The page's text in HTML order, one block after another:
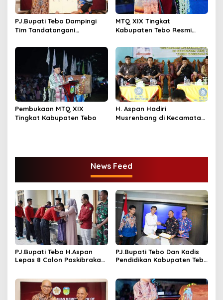
PJ.Bupati Tebo Dampingi
Tim Tandatangani
Dengan UGM Tentang
RPJPD 2025 – 2045
MTQ XIX Tingkat
Kabupaten Tebo Resmi
Aspan ST Rimbo Ilir Jadi
Juara Umum
Pembukaan MTQ XIX
Tingkat Kabupaten Tebo
H. Aspan Hadiri
Musrenbang di Kecamatan
News Feed
PJ.Bupati Tebo H.Aspan
Lepas 8 Calon Paskibraka
PJ.Bupati Tebo Dan Kadis
Pendidikan Kabupaten Tebo